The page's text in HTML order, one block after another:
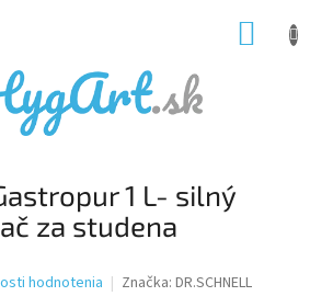
1 L- silný
za studena
hodnotenia Značka: DR.SCHNELL